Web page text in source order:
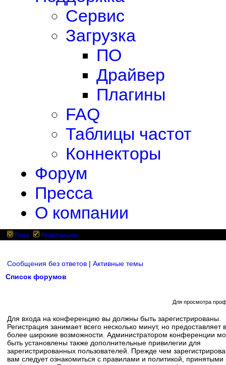
Сервис
Загрузка
ПО
Драйвер
Плагины
FAQ
Таблицы частот
Коннекторы
Форум
Пресса
О компании
Вход Регистрация
Сообщения без ответов | Активные темы
Список форумов
Для просмотра
Для входа на конференцию вы должны быть зарегистрированы.
Регистрация занимает всего несколько минут, но предоставляет
более широкие возможности. Администратором конференции
быть установлены также дополнительные привилегии для
зарегистрированных пользователей. Прежде чем
вам следует ознакомиться с правилами и политикой, принятыми